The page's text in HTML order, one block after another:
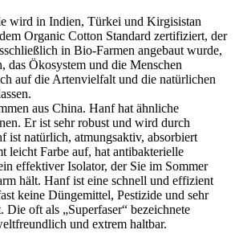
wird in Indien, Türkei und Kirgisistan
Organic Cotton Standard zertifiziert, der
in Bio-Farmen angebaut wurde,
das Ökosystem und die Menschen
auf die Artenvielfalt und die natürlichen
aus China. Hanf hat ähnliche
Er ist sehr robust und wird durch
ist natürlich, atmungsaktiv, absorbiert
leicht Farbe auf, hat antibakterielle
effektiver Isolator, der Sie im Sommer
hält. Hanf ist eine schnell und effizient
keine Düngemittel, Pestizide und sehr
Die oft als „Superfaser“ bezeichnete
und extrem haltbar.